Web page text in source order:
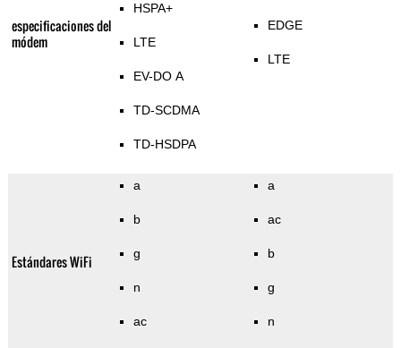
especificaciones del
módem
HSPA+
LTE
EV-DO A
TD-SCDMA
TD-HSDPA
EDGE
LTE
Estándares WiFi
a
b
g
n
ac
a
ac
b
g
n